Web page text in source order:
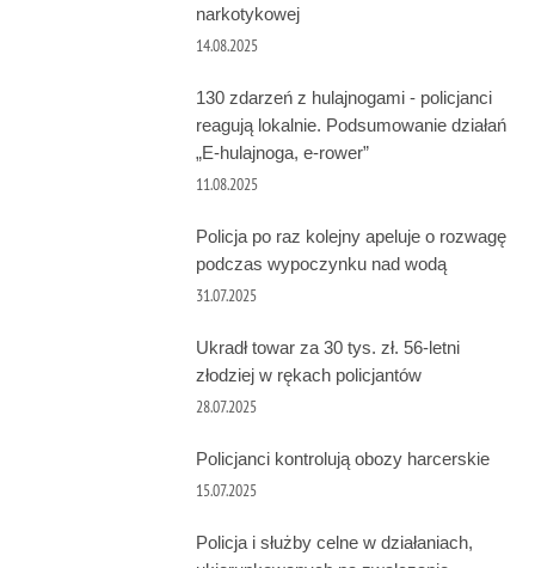
narkotykowej
14.08.2025
130 zdarzeń z hulajnogami - policjanci
reagują lokalnie. Podsumowanie działań
„E-hulajnoga, e-rower”
11.08.2025
Policja po raz kolejny apeluje o rozwagę
podczas wypoczynku nad wodą
31.07.2025
Ukradł towar za 30 tys. zł. 56-letni
złodziej w rękach policjantów
28.07.2025
Policjanci kontrolują obozy harcerskie
15.07.2025
Policja i służby celne w działaniach,